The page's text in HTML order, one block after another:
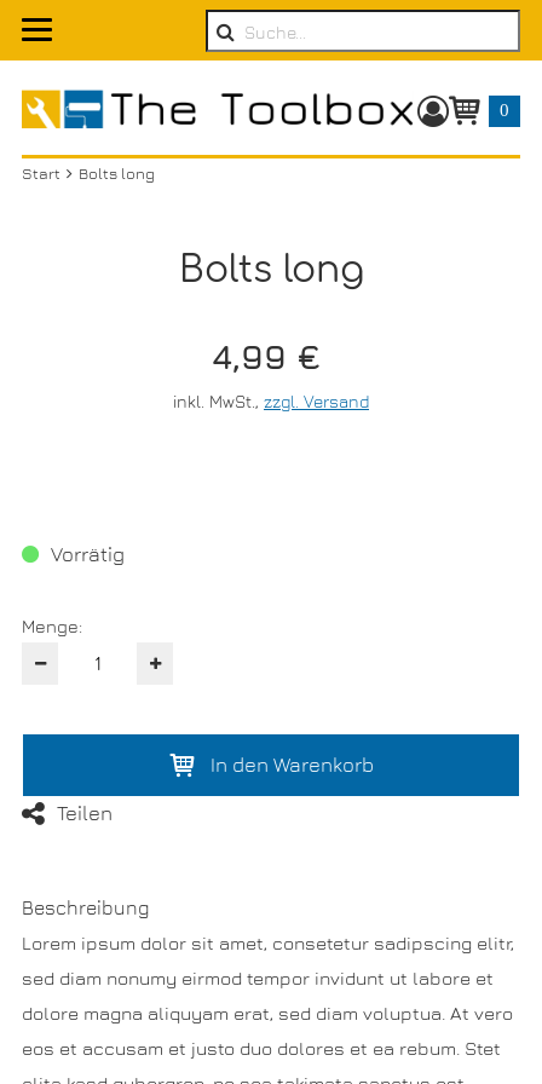
Suche
0
Start Bolts long
Bolts long
Verkaufspreis:
4,99 €
inkl. MwSt. , zzgl. Versand
Vorrätig
Menge:
In den Warenkorb
Teilen
Beschreibung
Lorem ipsum dolor sit amet, consetetur sadipscing elitr,
sed diam nonumy eirmod tempor invidunt ut labore et
dolore magna aliquyam erat, sed diam voluptua. At vero
eos et accusam et justo duo dolores et ea rebum. Stet